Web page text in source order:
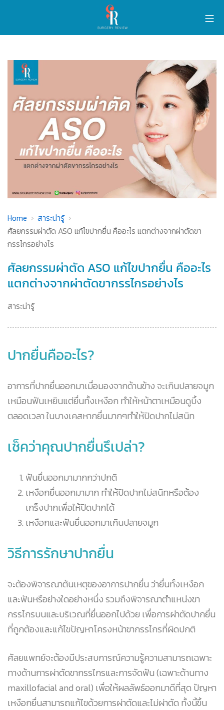
Home
สาระน่ารู้
ศัลยกรรมผ่าตัด ASO แก้ไขปากยื่น คืออะไร แตกต่างจากผ่าตัดขา
กรรไกรอย่างไร
ศัลยกรรมผ่าตัด ASO แก้ไขปากยื่น คืออะไร
แตกต่างจากผ่าตัดขากรรไกรอย่างไร
สาระน่ารู้
ปากยื่นคืออะไร?
อาการที่ปากยื่นออกมาเมื่อมองจากด้านข้าง จะเกินปลายจมูก
เหมือนฟันเหยินแต่ยื่นทั้งเหงือก ทำให้หน้าตาเหมือนดูบึ้ง
ตลอดเวลา ในบางเคสหากยื่นมากๆทำให้ปิดปากไม่สนิท
เช็คว่าคุณปากยื่นรึเปล่า?
ฟันยื่นออกมามากกว่าปกติ
เหงือกยื่นออกมามาก ทำให้ปิดปากไม่สนิทหรือต้อง
เกร็งปากเพื่อให้ปิดปากได้
เหงือกและฟันยื่นออกมาเกินปลายจมูก
วิธีการรักษาปากยื่น
จะต้องพิจารณาต้นเหตุของอาการปากยื่น ว่ายื่นทั้งเหงือก
และฟันหรือย่างใดอย่างหนึ่ง รวมถึงพิจารณาตำแหน่งขา
กรรไกรบนและบริเวณที่ยื่นออกไปด้วย เพื่อการผ่าตัดปากยื่น
ที่ถูกต้องและแก้ไขปัญหาโครงหน้าขากรรไกรที่ผิดปกติ
ศัลยแพทย์จะต้องมีประสบการณ์ความรู้ความสามารถเฉพาะ
ทางด้านการผ่าตัดขากรรไกรและการจัดฟัน (เฉพาะด้านทาง
maxillofacial and oral) เพื่อให้ผลลัพธ์ออกมาดีที่สุด ปัญหา
เหงือกยื่นสามารถแก้ไขด้วยการผ่าตัดและไม่ผ่าตัด ทั้งนี้ขึ้น